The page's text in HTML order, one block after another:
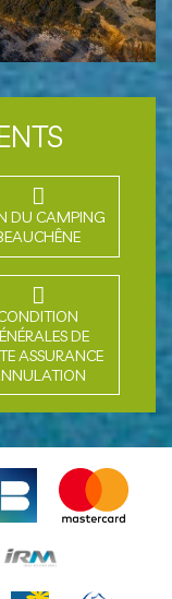
DU CAMPING
DE
ASSURANCE